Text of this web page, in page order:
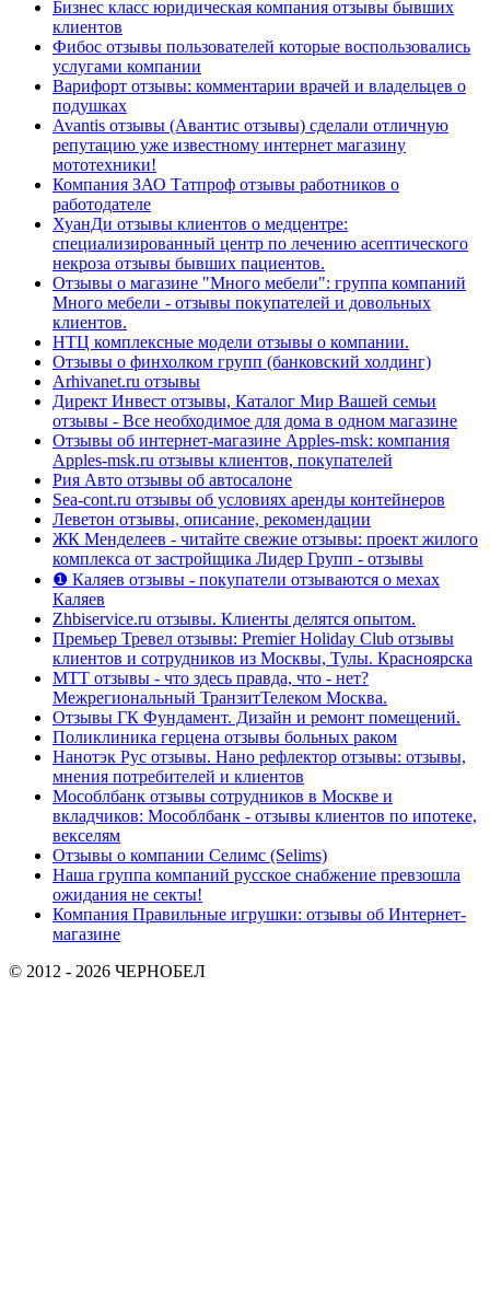
Бизнес класс юридическая компания отзывы бывших
клиентов
Фибос отзывы пользователей которые воспользовались
услугами компании
Варифорт отзывы: комментарии врачей и владельцев о
подушках
Avantis отзывы (Авантис отзывы) сделали отличную
репутацию уже известному интернет магазину
мототехники!
Компания ЗАО Татпроф отзывы работников о
работодателе
ХуанДи отзывы клиентов о медцентре:
специализированный центр по лечению асептического
некроза отзывы бывших пациентов.
Отзывы о магазине "Много мебели": группа компаний
Много мебели - отзывы покупателей и довольных
клиентов.
НТЦ комплексные модели отзывы о компании.
Отзывы о финхолком групп (банковский холдинг)
Arhivanet.ru отзывы
Директ Инвест отзывы, Каталог Мир Вашей семьи
отзывы - Все необходимое для дома в одном магазине
Отзывы об интернет-магазине Apples-msk: компания
Apples-msk.ru отзывы клиентов, покупателей
Рия Авто отзывы об автосалоне
Sea-cont.ru отзывы об условиях аренды контейнеров
Леветон отзывы, описание, рекомендации
ЖК Менделеев - читайте свежие отзывы: проект жилого
комплекса от застройщика Лидер Групп - отзывы
❶ Каляев отзывы - покупатели отзываются о мехах
Каляев
Zhbiservice.ru отзывы. Клиенты делятся опытом.
Премьер Тревел отзывы: Premier Holiday Club отзывы
клиентов и сотрудников из Москвы, Тулы. Красноярска
МТТ отзывы - что здесь правда, что - нет?
Межрегиональный ТранзитТелеком Москва.
Отзывы ГК Фундамент. Дизайн и ремонт помещений.
Поликлиника герцена отзывы больных раком
Нанотэк Рус отзывы. Нано рефлектор отзывы: отзывы,
мнения потребителей и клиентов
Мособлбанк отзывы сотрудников в Москве и
вкладчиков: Мособлбанк - отзывы клиентов по ипотеке,
векселям
Отзывы о компании Селимс (Selims)
Наша группа компаний русское снабжение превзошла
ожидания не секты!
Компания Правильные игрушки: отзывы об Интернет-
магазине
© 2012 - 2026 ЧЕРНОБЕЛ